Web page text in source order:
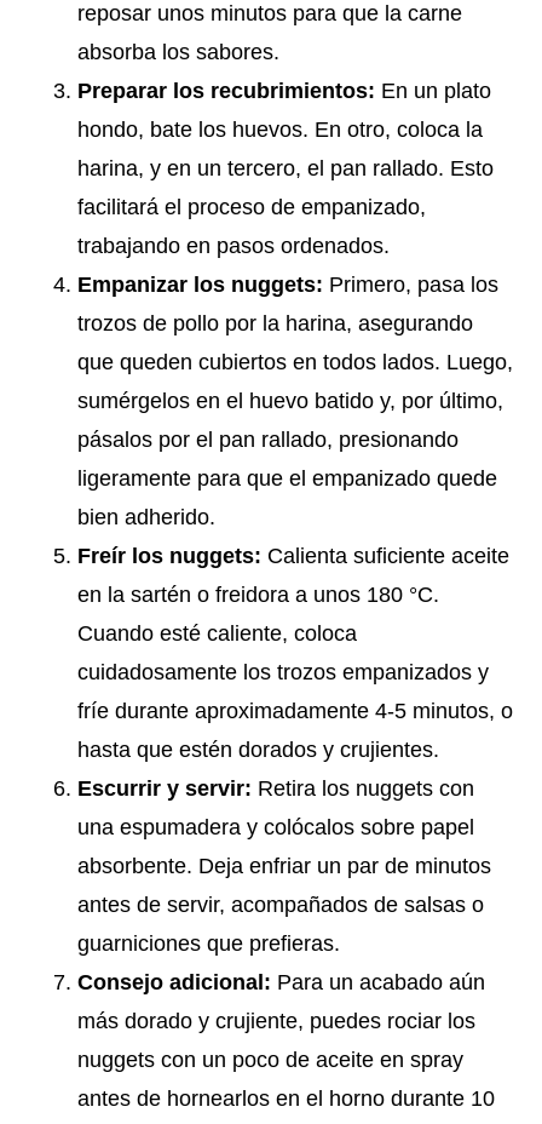
reposar unos minutos para que la carne
absorba los sabores.
Preparar los recubrimientos: En un plato
hondo, bate los huevos. En otro, coloca la
harina, y en un tercero, el pan rallado. Esto
facilitará el proceso de empanizado,
trabajando en pasos ordenados.
Empanizar los nuggets: Primero, pasa los
trozos de pollo por la harina, asegurando
que queden cubiertos en todos lados. Luego,
sumérgelos en el huevo batido y, por último,
pásalos por el pan rallado, presionando
ligeramente para que el empanizado quede
bien adherido.
Freír los nuggets: Calienta suficiente aceite
en la sartén o freidora a unos 180 °C.
Cuando esté caliente, coloca
cuidadosamente los trozos empanizados y
fríe durante aproximadamente 4-5 minutos, o
hasta que estén dorados y crujientes.
Escurrir y servir: Retira los nuggets con
una espumadera y colócalos sobre papel
absorbente. Deja enfriar un par de minutos
antes de servir, acompañados de salsas o
guarniciones que prefieras.
Consejo adicional: Para un acabado aún
más dorado y crujiente, puedes rociar los
nuggets con un poco de aceite en spray
antes de hornearlos en el horno durante 10